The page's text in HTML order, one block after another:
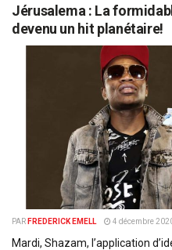
Jérusalema : La
devenu un hit planétaire!
PAR FREDERICK EMELL 4 décembre
Mardi, Shazam, l’application